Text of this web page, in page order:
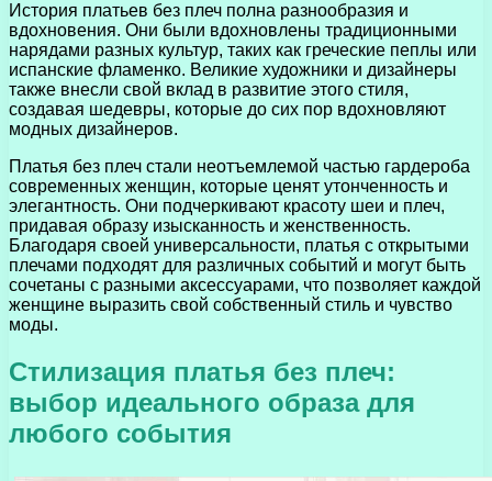
История платьев без плеч полна разнообразия и
вдохновения. Они были вдохновлены традиционными
нарядами разных культур, таких как греческие пеплы или
испанские фламенко. Великие художники и дизайнеры
также внесли свой вклад в развитие этого стиля,
создавая шедевры, которые до сих пор вдохновляют
модных дизайнеров.
Платья без плеч стали неотъемлемой частью гардероба
современных женщин, которые ценят утонченность и
элегантность. Они подчеркивают красоту шеи и плеч,
придавая образу изысканность и женственность.
Благодаря своей универсальности, платья с открытыми
плечами подходят для различных событий и могут быть
сочетаны с разными аксессуарами, что позволяет каждой
женщине выразить свой собственный стиль и чувство
моды.
Стилизация платья без плеч:
выбор идеального образа для
любого события